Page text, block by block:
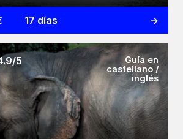
17 días
5
Guía en
castellano /
inglés